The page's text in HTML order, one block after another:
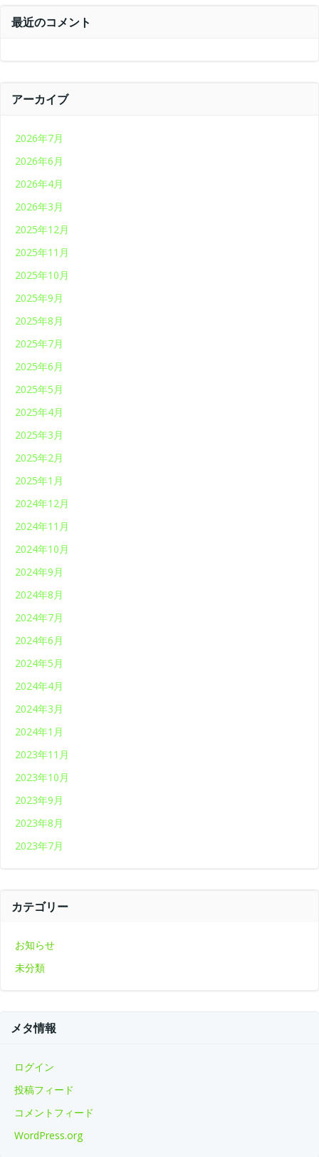
最近のコメント
アーカイブ
2026年7月
2026年6月
2026年4月
2026年3月
2025年12月
2025年11月
2025年10月
2025年9月
2025年8月
2025年7月
2025年6月
2025年5月
2025年4月
2025年3月
2025年2月
2025年1月
2024年12月
2024年11月
2024年10月
2024年9月
2024年8月
2024年7月
2024年6月
2024年5月
2024年4月
2024年3月
2024年1月
2023年11月
2023年10月
2023年9月
2023年8月
2023年7月
カテゴリー
お知らせ
未分類
メタ情報
ログイン
投稿フィード
コメントフィード
WordPress.org